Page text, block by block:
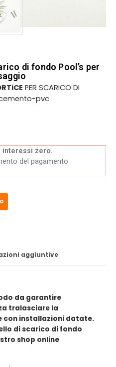
di fondo Pool’s per
PER SCARICO DI
cemento-pvc
interessi zero.
del pagamento.
aggiuntive
da garantire
tralasciare la
con installazioni datate.
di scarico di fondo
shop online